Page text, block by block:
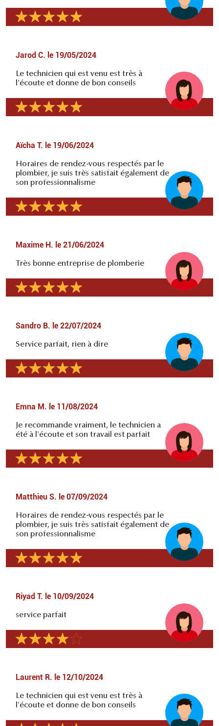
Jarod C. le 19/05/2024
Le technicien qui est venu est très à
l'écoute et donne de bon conseils
Aïcha T. le 19/06/2024
Horaires de rendez-vous respectés par le
plombier, je suis très satisfait également de
son professionnalisme
Maxime H. le 21/06/2024
Très bonne entreprise de plomberie
Sandro B. le 22/07/2024
Service parfait, rien à dire
Emna M. le 11/08/2024
Je recommande vraiment, le technicien a
été à l'écoute et son travail est parfait
Matthieu S. le 07/09/2024
Horaires de rendez-vous respectés par le
plombier, je suis très satisfait également de
son professionnalisme
Riyad T. le 10/09/2024
service parfait
Laurent R. le 12/10/2024
Le technicien qui est venu est très à
l'écoute et donne de bon conseils